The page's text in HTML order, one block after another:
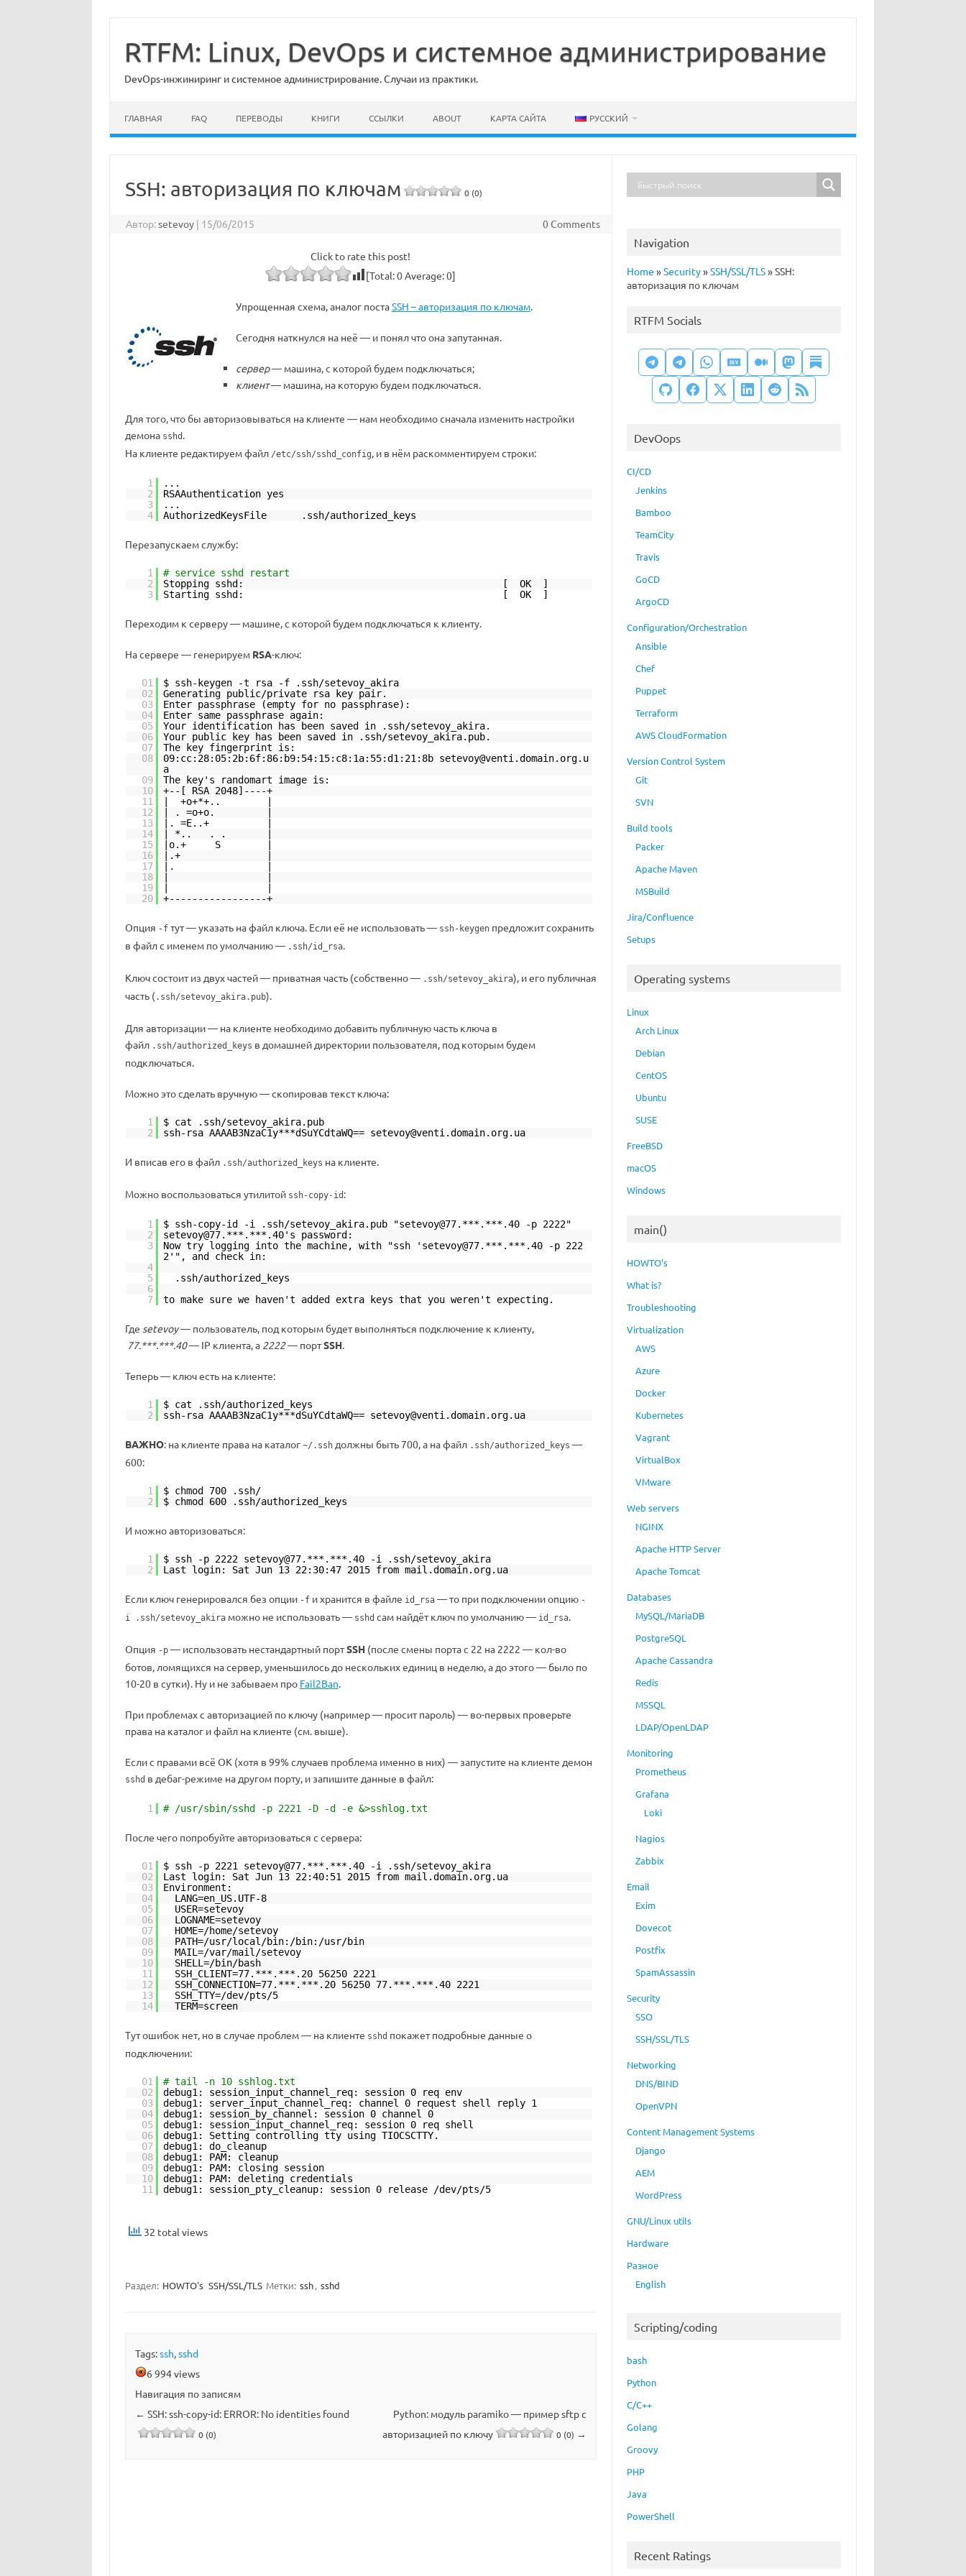
содержимому
RTFM: Linux, DevOps и системное администрирование
DevOps-инжиниринг и системное администрирование. Случаи из практики.
ГЛАВНАЯ FAQ ПЕРЕВОДЫ КНИГИ ССЫЛКИ ABOUT КАРТА САЙТА РУССКИЙ
SSH: авторизация по ключам 0 (0)
Автор:setevoy | 15/06/2015 0 Comments
Click to rate this post!
[Total:0Average:0]
Упрощенная схема, аналог постаSSH – авторизация по ключам.
Сегодня наткнулся на неё — и понял что она запутанная.
сервер— машина, с которой будем подключаться;
клиент— машина, на которую будем подключаться.
Для того, что бы авторизовываться на клиенте — нам необходимо сначала изменить настройки
демона sshd .
На клиенте редактируем файл /etc/ssh/sshd_config, и в нём раскомментируем строки:
1
...
2
RSAAuthentication yes
3
...
4
AuthorizedKeysFile .ssh/authorized_keys
Перезапускаем службу:
1
# service sshd restart
2
Stopping sshd: [ OK ]
3
Starting sshd: [ OK ]
Переходим к серверу — машине, с которой будем подключаться к клиенту.
На сервере — генерируем RSA-ключ:
01
$ ssh-keygen -t rsa -f .ssh/setevoy_akira
02
Generating public/private rsa key pair.
03
Enter passphrase (empty for no passphrase):
04
Enter same passphrase again:
05
Your identification has been saved in .ssh/setevoy_akira.
06
Your public key has been saved in .ssh/setevoy_akira.pub.
07
The key fingerprint is:
08
09:cc:28:05:2b:6f:86:b9:54:15:c8:1a:55:d1:21:8b setevoy@venti.domain.org.u
a
09
The key's randomart image is:
10
+--[ RSA 2048]----+
11
| +o+*+.. |
12
| . =o+o. |
13
|. =E..+ |
14
| *.. . . |
15
|o.+ S |
16
|.+ |
17
|. |
18
19
20
+-----------------+
Опция -fтут — указать на файл ключа. Если её не использовать — ssh-keygenпредложит сохранить
в файл с именем по умолчанию — .ssh/id_rsa.
Ключ состоит из двух частей — приватная часть (собственно — .ssh/setevoy_akira), и его публичная
часть (.ssh/setevoy_akira.pub).
Для авторизации — на клиенте необходимо добавить публичную часть ключа в
файл .ssh/authorized_keys в домашней директории пользователя, под которым будем
подключаться.
Можно это сделать вручную — скопировав текст ключа:
1
$ cat .ssh/setevoy_akira.pub
2
ssh-rsa AAAAB3NzaC1y***dSuYCdtaWQ== setevoy@venti.domain.org.ua
И вписав его в файл .ssh/authorized_keys на клиенте.
Можно воспользоваться утилитой ssh-copy-id :
1
$ ssh-copy-id -i .ssh/setevoy_akira.pub "setevoy@77.***.***.40 -p 2222"
2
setevoy@77.***.***.40's password:
3
Now try logging into the machine, with "ssh 'setevoy@77.***.***.40 -p 222
2'", and check in:
4
5
.ssh/authorized_keys
6
7
to make sure we haven't added extra keys that you weren't expecting.
Где setevoy— пользователь, под которым будет выполняться подключение к клиенту,
77.***.***.40— IP клиента, а 2222— портSSH.
Теперь — ключ есть на клиенте:
1
$ cat .ssh/authorized_keys
2
ssh-rsa AAAAB3NzaC1y***dSuYCdtaWQ== setevoy@venti.domain.org.ua
ВАЖНО: на клиенте права на каталог ~/.sshдолжны быть 700, а на файл .ssh/authorized_keys —
600:
1
$ chmod 700 .ssh/
2
$ chmod 600 .ssh/authorized_keys
И можно авторизоваться:
1
$ ssh -p 2222 setevoy@77.***.***.40 -i .ssh/setevoy_akira
2
Last login: Sat Jun 13 22:30:47 2015 from mail.domain.org.ua
Если ключ генерировался без опции -fи хранится в файле id_rsa— то при подключении опцию -
i .ssh/setevoy_akiraможно не использовать — sshd сам найдёт ключ по умолчанию — id_rsa.
Опция -p— использовать нестандартный портSSH(после смены порта с 22 на 2222 — кол-во
ботов, ломящихся на сервер, уменьшилось до нескольких единиц в неделю, а до этого — было по
10-20 в сутки). Ну и не забываем про Fail2Ban.
При проблемах с авторизацией по ключу (например — просит пароль) — во-первых проверьте
права на каталог и файл на клиенте (см. выше).
Если с правами всё ОК (хотя в 99% случаев проблема именно в них) — запустите на клиенте демон
sshd в дебаг-режиме на другом порту, и запишите данные в файл:
1 # /usr/sbin/sshd -p 2221 -D -d -e &>sshlog.txt
После чего попробуйте авторизоваться с сервера:
01
$ ssh -p 2221 setevoy@77.***.***.40 -i .ssh/setevoy_akira
02
Last login: Sat Jun 13 22:40:51 2015 from mail.domain.org.ua
03
Environment:
04
LANG=en_US.UTF-8
05
USER=setevoy
06
LOGNAME=setevoy
07
HOME=/home/setevoy
08
PATH=/usr/local/bin:/bin:/usr/bin
09
MAIL=/var/mail/setevoy
10
SHELL=/bin/bash
11
SSH_CLIENT=77.***.***.20 56250 2221
12
SSH_CONNECTION=77.***.***.20 56250 77.***.***.40 2221
13
SSH_TTY=/dev/pts/5
14
TERM=screen
Тут ошибок нет, но в случае проблем — на клиенте sshd покажет подробные данные о
подключении:
01
# tail -n 10 sshlog.txt
02
debug1: session_input_channel_req: session 0 req env
03
debug1: server_input_channel_req: channel 0 request shell reply 1
04
debug1: session_by_channel: session 0 channel 0
05
debug1: session_input_channel_req: session 0 req shell
06
debug1: Setting controlling tty using TIOCSCTTY.
07
debug1: do_cleanup
08
debug1: PAM: cleanup
09
debug1: PAM: closing session
10
debug1: PAM: deleting credentials
11
debug1: session_pty_cleanup: session 0 release /dev/pts/5
32 total views
Раздел: HOWTO's SSH/SSL/TLS Метки: ssh, sshd
Tags:ssh,sshd
6 994 views
Навигация по записям
← SSH: ssh-copy-id: ERROR: No identities found
0 (0)
Python: модуль paramiko — пример sftp с
авторизацией по ключу
0 (0) →
Navigation
Home »Security»SSH/SSL/TLS»SSH:
авторизация по ключам
RTFM Socials
DevOops
CI/CD
Jenkins
Bamboo
TeamCity
Travis
GoCD
ArgoCD
Configuration/Orchestration
Ansible
Chef
Puppet
Terraform
AWS CloudFormation
Version Control System
Git
SVN
Build tools
Packer
Apache Maven
MSBuild
Jira/Confluence
Setups
Operating systems
Linux
Arch Linux
Debian
CentOS
Ubuntu
SUSE
FreeBSD
macOS
Windows
main()
HOWTO’s
What is?
Troubleshooting
Virtualization
AWS
Azure
Docker
Kubernetes
Vagrant
VirtualBox
VMware
Web servers
NGINX
Apache HTTP Server
Apache Tomcat
Databases
MySQL/MariaDB
PostgreSQL
Apache Cassandra
Redis
MSSQL
LDAP/OpenLDAP
Monitoring
Prometheus
Grafana
Loki
Nagios
Zabbix
Email
Exim
Dovecot
Postfix
SpamAssassin
Security
SSO
SSH/SSL/TLS
Networking
DNS/BIND
OpenVPN
Content Management Systems
Django
AEM
WordPress
GNU/Linux utils
Hardware
Разное
English
Scripting/coding
bash
Python
C/C++
Golang
Groovy
PHP
Java
PowerShell
Recent Ratings